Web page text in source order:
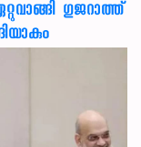
ഗുജറാത്ത്